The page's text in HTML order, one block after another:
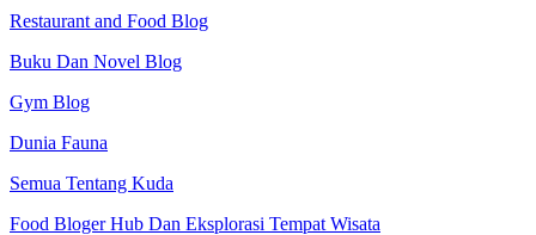
Restaurant and Food Blog
Buku Dan Novel Blog
Gym Blog
Dunia Fauna
Semua Tentang Kuda
Food Bloger Hub Dan Eksplorasi Tempat Wisata